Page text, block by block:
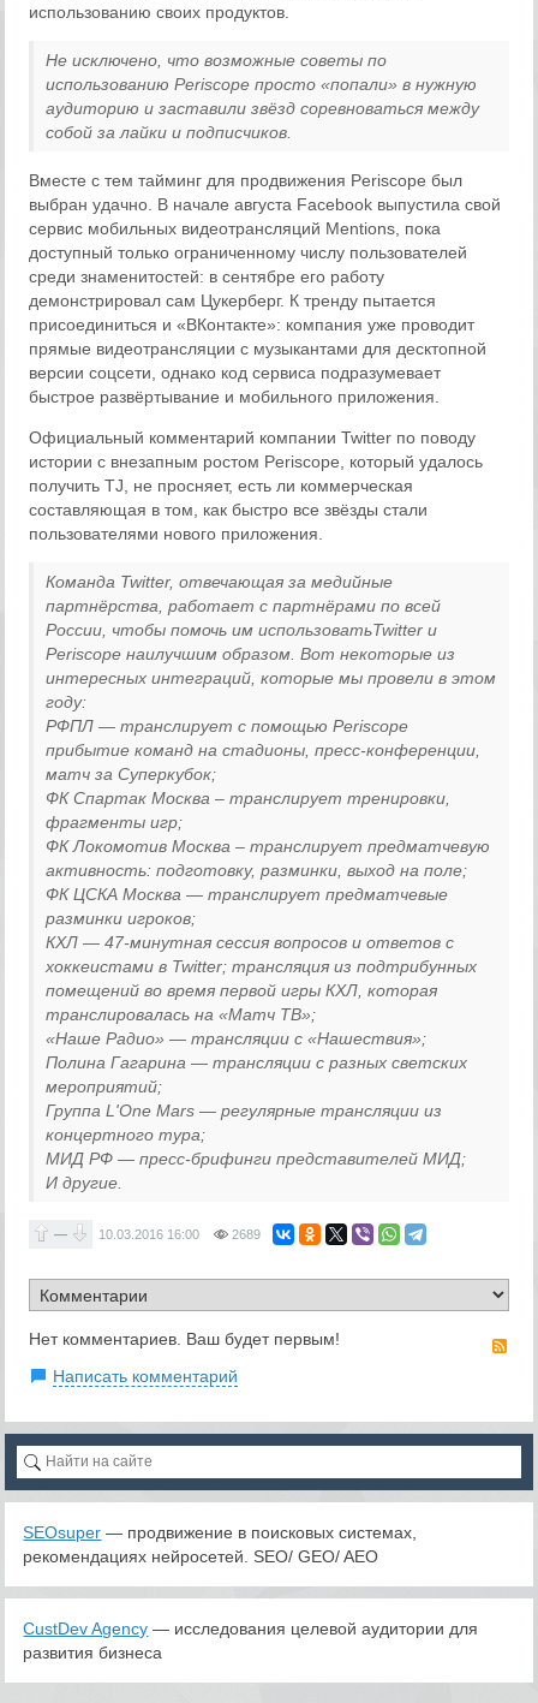
использованию своих продуктов.
Не исключено, что возможные советы по
использованию Periscope просто «попали» в нужную
аудиторию и заставили звёзд соревноваться между
собой за лайки и подписчиков.
Вместе с тем тайминг для продвижения Periscope был
выбран удачно. В начале августа Facebook выпустила свой
сервис мобильных видеотрансляций Mentions, пока
доступный только ограниченному числу пользователей
среди знаменитостей: в сентябре его работу
демонстрировал сам Цукерберг. К тренду пытается
присоединиться и «ВКонтакте»: компания уже проводит
прямые видеотрансляции с музыкантами для десктопной
версии соцсети, однако код сервиса подразумевает
быстрое развёртывание и мобильного приложения.
Официальный комментарий компании Twitter по поводу
истории с внезапным ростом Periscope, который удалось
получить TJ, не просняет, есть ли коммерческая
составляющая в том, как быстро все звёзды стали
пользователями нового приложения.
Команда Twitter, отвечающая за медийные
партнёрства, работает с партнёрами по всей
России, чтобы помочь им использоватьTwitter и
Periscope наилучшим образом. Вот некоторые из
интересных интеграций, которые мы провели в этом
году:
РФПЛ — транслирует с помощью Periscope
прибытие команд на стадионы, пресс-конференции,
матч за Суперкубок;
ФК Спартак Москва – транслирует тренировки,
фрагменты игр;
ФК Локомотив Москва – транслирует предматчевую
активность: подготовку, разминки, выход на поле;
ФК ЦСКА Москва — транслирует предматчевые
разминки игроков;
КХЛ — 47-минутная сессия вопросов и ответов с
хоккеистами в Twitter; трансляция из подтрибунных
помещений во время первой игры КХЛ, которая
транслировалась на «Матч ТВ»;
«Наше Радио» — трансляции с «Нашествия»;
Полина Гагарина — трансляции с разных светских
мероприятий;
Группа L'One Mars — регулярные трансляции из
концертного тура;
МИД РФ — пресс-брифинги представителей МИД;
И другие.
— 10.03.2016 16:00 2689
Нет комментариев. Ваш будет первым!
Написать комментарий
SEOsuper — продвижение в поисковых системах,
рекомендациях нейросетей. SEO/ GEO/ AEO
CustDev Agency — исследования целевой аудитории для
развития бизнеса